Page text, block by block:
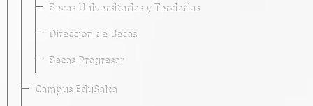
Becas Universitarias y Terciarias
Dirección de Becas
Becas Progresar
Campus EduSalta